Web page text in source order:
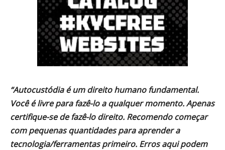
“Autocustódia é um direito humano fundamental.
Você é livre para fazê-lo a qualquer momento. Apenas
certifique-se de fazê-lo direito. Recomendo começar
com pequenas quantidades para aprender a
tecnologia/ferramentas primeiro. Erros aqui podem